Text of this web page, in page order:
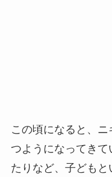
この頃になると、
つようになってきて
たりなど、子ども